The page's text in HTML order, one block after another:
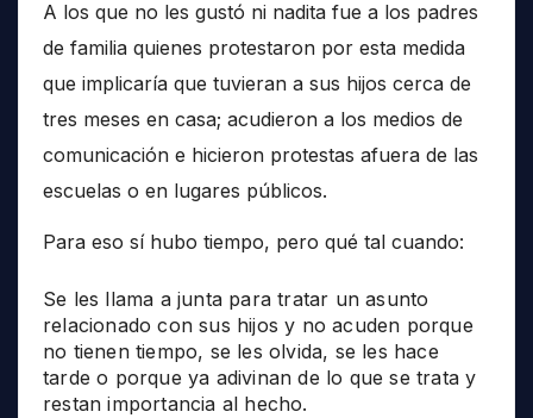
A los que no les gustó ni nadita fue a los padres
de familia quienes protestaron por esta medida
que implicaría que tuvieran a sus hijos cerca de
tres meses en casa; acudieron a los medios de
comunicación e hicieron protestas afuera de las
escuelas o en lugares públicos.
Para eso sí hubo tiempo, pero qué tal cuando:
Se les llama a junta para tratar un asunto
relacionado con sus hijos y no acuden porque
no tienen tiempo, se les olvida, se les hace
tarde o porque ya adivinan de lo que se trata y
restan importancia al hecho.